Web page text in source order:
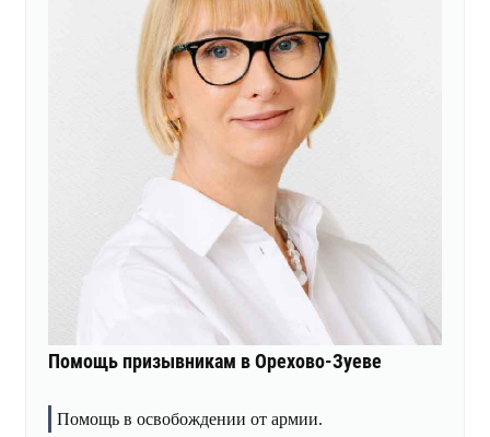
Помощь призывникам в Орехово-Зуеве
Помощь в освобождении от армии.